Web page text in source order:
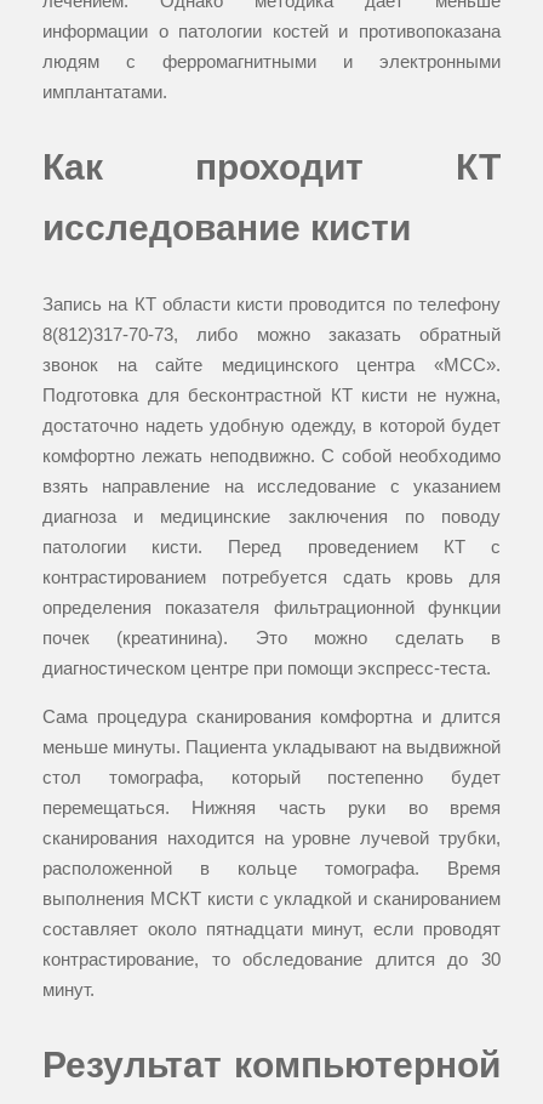
информации о патологии костей и противопоказана
людям с ферромагнитными и электронными
имплантатами.
Как проходит КТ
исследование кисти
Запись на КТ области кисти проводится по телефону
8(812)317-70-73, либо можно заказать обратный
звонок на сайте медицинского центра «МСС».
Подготовка для бесконтрастной КТ кисти не нужна,
достаточно надеть удобную одежду, в которой будет
комфортно лежать неподвижно. С собой необходимо
взять направление на исследование c указанием
диагноза и медицинские заключения по поводу
патологии кисти. Перед проведением КТ с
контрастированием потребуется сдать кровь для
определения показателя фильтрационной функции
почек (креатинина). Это можно сделать в
диагностическом центре при помощи экспресс-теста.
Сама процедура сканирования комфортна и длится
меньше минуты. Пациента укладывают на выдвижной
стол томографа, который постепенно будет
перемещаться. Нижняя часть руки во время
сканирования находится на уровне лучевой трубки,
расположенной в кольце томографа. Время
выполнения МСКТ кисти с укладкой и сканированием
составляет около пятнадцати минут, если проводят
контрастирование, то обследование длится до 30
минут.
Результат компьютерной